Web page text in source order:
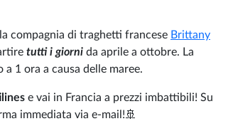
compagnia di traghetti francese Brittany
tutti i giorni da aprile a ottobre. La
1 ora a causa delle maree.
e vai in Francia a prezzi imbattibili! Su
immediata via e-mail!🚢